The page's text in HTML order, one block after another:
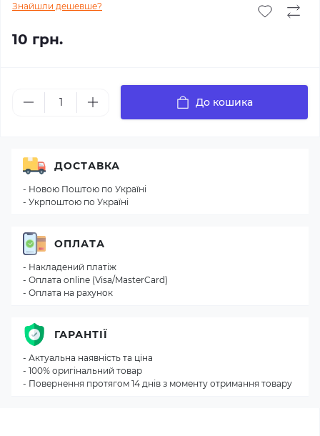
Знайшли дешевше?
10 грн.
До кошика
ДОСТАВКА
- Новою Поштою по Україні
- Укрпоштою по Україні
ОПЛАТА
- Накладений платіж
- Оплата online (Visa/MasterCard)
- Оплата на рахунок
ГАРАНТІЇ
- Актуальна наявність та ціна
- 100% оригінальний товар
- Повернення протягом 14 днів з моменту отримання товару